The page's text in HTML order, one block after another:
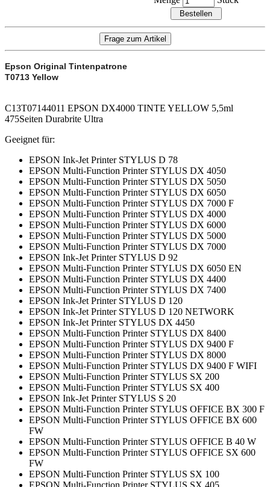
Epson Original Tintenpatrone
T0713 Yellow
C13T07144011 EPSON DX4000 TINTE YELLOW 5,5ml
475Seiten Durabrite Ultra
Geeignet für:
EPSON Ink-Jet Printer STYLUS D 78
EPSON Multi-Function Printer STYLUS DX 4050
EPSON Multi-Function Printer STYLUS DX 5050
EPSON Multi-Function Printer STYLUS DX 6050
EPSON Multi-Function Printer STYLUS DX 7000 F
EPSON Multi-Function Printer STYLUS DX 4000
EPSON Multi-Function Printer STYLUS DX 6000
EPSON Multi-Function Printer STYLUS DX 5000
EPSON Multi-Function Printer STYLUS DX 7000
EPSON Ink-Jet Printer STYLUS D 92
EPSON Multi-Function Printer STYLUS DX 6050 EN
EPSON Multi-Function Printer STYLUS DX 4400
EPSON Multi-Function Printer STYLUS DX 7400
EPSON Ink-Jet Printer STYLUS D 120
EPSON Ink-Jet Printer STYLUS D 120 NETWORK
EPSON Ink-Jet Printer STYLUS DX 4450
EPSON Multi-Function Printer STYLUS DX 8400
EPSON Multi-Function Printer STYLUS DX 9400 F
EPSON Multi-Function Printer STYLUS DX 8000
EPSON Multi-Function Printer STYLUS DX 9400 F WIFI
EPSON Multi-Function Printer STYLUS SX 200
EPSON Multi-Function Printer STYLUS SX 400
EPSON Ink-Jet Printer STYLUS S 20
EPSON Multi-Function Printer STYLUS OFFICE BX 300 F
EPSON Multi-Function Printer STYLUS OFFICE BX 600
FW
EPSON Multi-Function Printer STYLUS OFFICE B 40 W
EPSON Multi-Function Printer STYLUS OFFICE SX 600
FW
EPSON Multi-Function Printer STYLUS SX 100
EPSON Multi-Function Printer STYLUS SX 405